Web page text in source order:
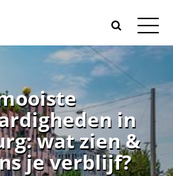
in
wat zien &
je verblijf?